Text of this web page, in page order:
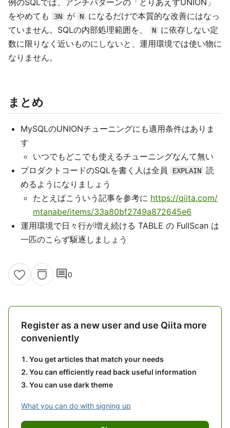
例のSQLでは、アンチパターンの「とりあえずUNION」
をやめても
3N が N
になるだけで本質的な改善にはなっ
ていません。SQLの内部処理範囲を、
N
に依存しない定
数に限りなく近いものにしないと、運用環境では使い物に
なりません。
まとめ
MySQLのUNIONチューニングにも適用条件はありま
す
いつでもどこでも使えるチューニングなんて無い
プロダクトコードのSQLを書く人は全員
EXPLAIN 読
めるようになりましょう
たとえばこういう記事を参考に https://qiita.com/
mtanabe/items/33a80bf2749a872645e6
運用環境で日々行が増え続ける TABLE の FullScan は
一匹のこらず駆逐しましょう
comment0
Register as a new user and use Qiita more
conveniently
You get articles that match your needs
You can efficiently read back useful information
You can use dark theme
What you can do with signing up